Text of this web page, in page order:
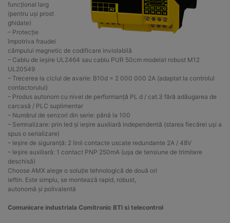
funcțional larg
(pentru uși prost
ghidate)
– Protecție
împotriva fraudei
câmpului magnetic de codificare inviolabilă
– Cablu de ieșire UL2464 sau cablu PUR 50cm modelat robust M12
UL20549
– Trecerea la ciclul de avarie: B10d = 2 000 000 2A (adaptat la controlul
contactorului)
– Produs autonom cu nivel de performanță PL d / cat.3 fără adăugarea de
carcasă / PLC suplimentar
– Numărul de senzori din serie: până la 100
– Semnalizare: prin led și ieșire auxiliară independentă (starea fiecărei uși a
spus o serializare)
– Ieșire de siguranță: 2 linii contacte uscate redundante 2A / 48V
– Ieșire auxiliară: 1 contact PNP 250mA (ușa de tensiune de trimitere
deschisă)
Choose AMX alege o soluție tehnologică de două ori
ieftin. Este simplu, se montează rapid, robust,
autonomă și polivalentă
Comunicare industriala Comitronic BTI si telecontrol